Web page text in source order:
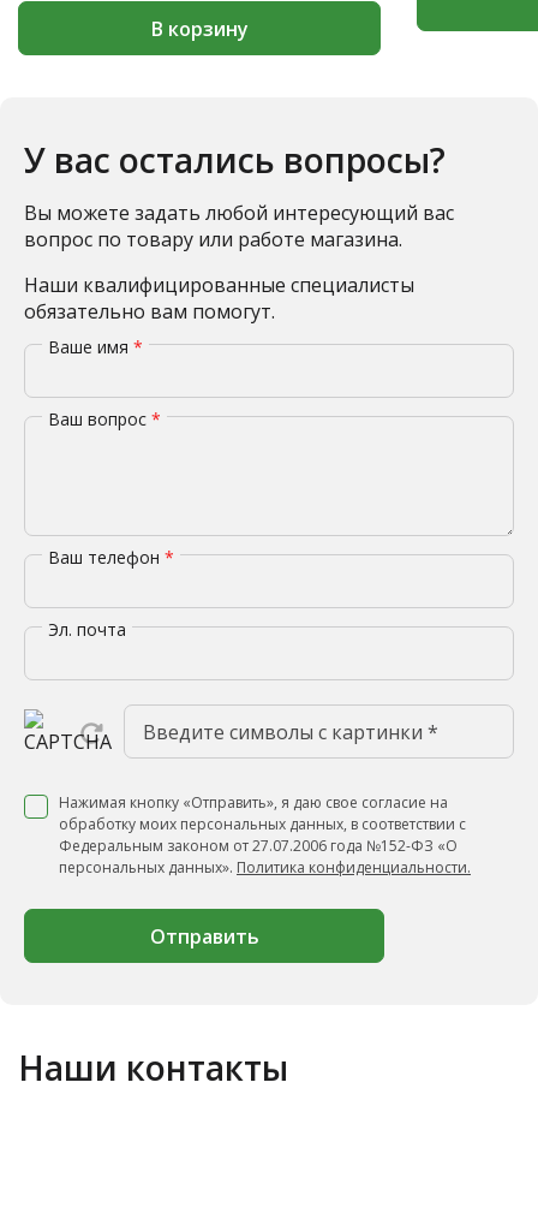
В корзину
У вас остались вопросы?
Вы можете задать любой интересующий вас
вопрос по товару или работе магазина.
Наши квалифицированные специалисты
обязательно вам помогут.
Ваше имя *
Ваш вопрос *
Ваш телефон *
Эл. почта
Нажимая кнопку «Отправить», я даю свое согласие на
обработку моих персональных данных, в соответствии с
Федеральным законом от 27.07.2006 года №152-ФЗ «О
персональных данных». Политика конфиденциальности.
Отправить
Наши контакты